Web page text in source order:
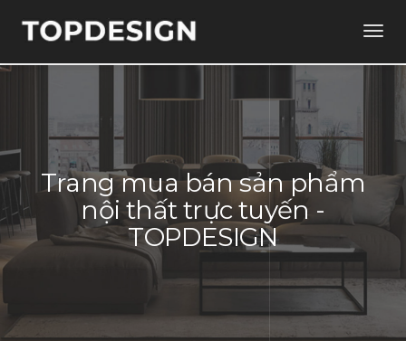
Trang mua bán sản phẩm
nội thất trực tuyến -
TOPDESIGN